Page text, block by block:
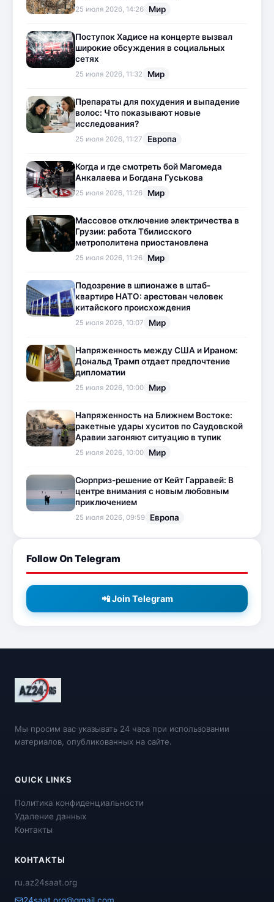
25 июля 2026, 14:26 Мир
Поступок Хадисе на концерте вызвал
широкие обсуждения в социальных
сетях
25 июля 2026, 11:32 Мир
Препараты для похудения и выпадение
волос: Что показывают новые
исследования?
25 июля 2026, 11:27 Европа
Когда и где смотреть бой Магомеда
Анкалаева и Богдана Гуськова
25 июля 2026, 11:26 Мир
Массовое отключение электричества в
Грузии: работа Тбилисского
метрополитена приостановлена
25 июля 2026, 11:26 Мир
Подозрение в шпионаже в штаб-
квартире НАТО: арестован человек
китайского происхождения
25 июля 2026, 10:07 Мир
Напряженность между США и Ираном:
Дональд Трамп отдает предпочтение
дипломатии
25 июля 2026, 10:00 Мир
Напряженность на Ближнем Востоке:
ракетные удары хуситов по Саудовской
Аравии загоняют ситуацию в тупик
25 июля 2026, 10:00 Мир
Сюрприз-решение от Кейт Гарравей: В
центре внимания с новым любовным
приключением
25 июля 2026, 09:59 Европа
Follow On Telegram
📲 Join Telegram
Мы просим вас указывать 24 часа при использовании
материалов, опубликованных на сайте.
QUICK LINKS
Политика конфиденциальности
Удаление данных
Контакты
КОНТАКТЫ
ru.az24saat.org